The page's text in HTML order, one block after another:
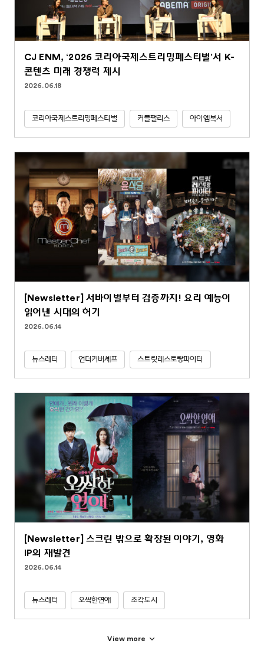
CJ ENM, ‘2026 코리아국제스트리밍페스티벌’서 K-
콘텐츠 미래 경쟁력 제시
2026.06.18
코리아국제스트리밍페스티벌 커플팰리스 아이엠복서
[Newsletter] 서바이벌부터 검증까지! 요리 예능이
읽어낸 시대의 허기
2026.06.14
뉴스레터 언더커버셰프 스트릿레스토랑파이터
[Newsletter] 스크린 밖으로 확장된 이야기, 영화
IP의 재발견
2026.06.14
뉴스레터 오싹한연애 조각도시
View more